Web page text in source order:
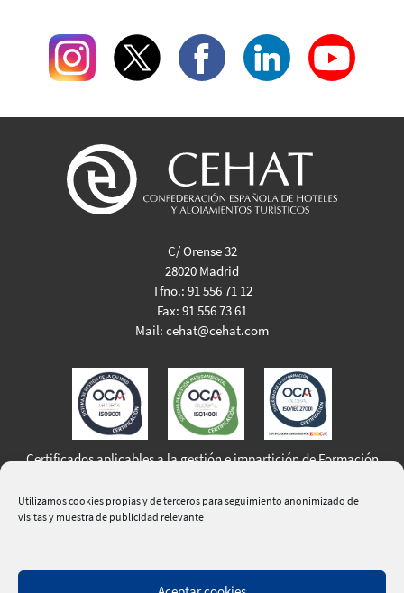
Utilizamos cookies propias y de terceros para seguimiento anonimizado de
visitas y muestra de publicidad relevante
C/ Orense 32
28020 Madrid
Tfno.: 91 556 71 12
Fax: 91 556 73 61
Mail: cehat@cehat.com
Certificados aplicables a la gestión e impartición de Formación